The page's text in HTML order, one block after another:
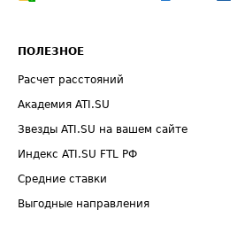
ПОЛЕЗНОЕ
Расчет расстояний
Академия ATI.SU
Звезды ATI.SU на вашем сайте
Индекс ATI.SU FTL РФ
Средние ставки
Выгодные направления